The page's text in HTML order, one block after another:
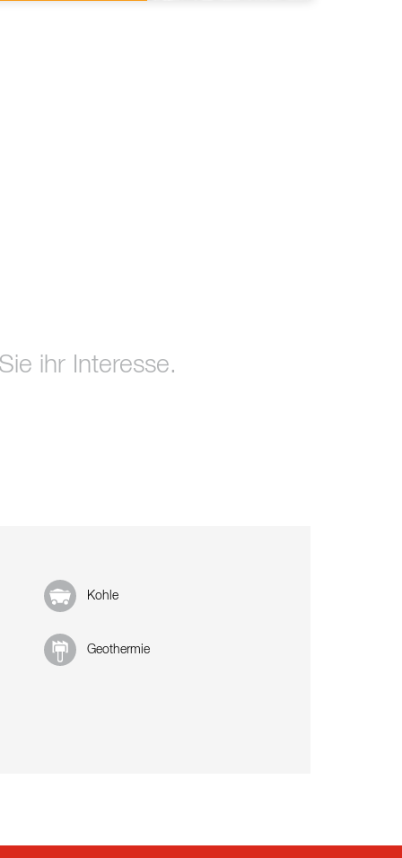
ihr Interesse.
Kohle
Geothermie